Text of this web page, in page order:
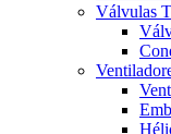
Válvulas